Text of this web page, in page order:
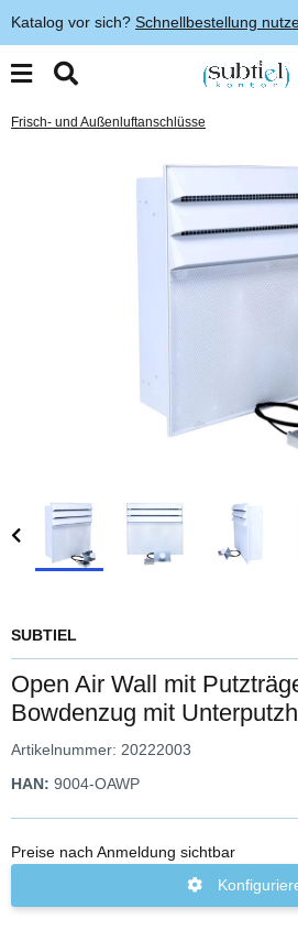
Katalog vor sich? Schnellbestellung
Frisch- und Außenluftanschlüsse
SUBTIEL
Open Air Wall mit
Bowdenzug mit
Artikelnummer: 20222003
HAN: 9004-OAWP
Preise nach Anmeldung sichtbar